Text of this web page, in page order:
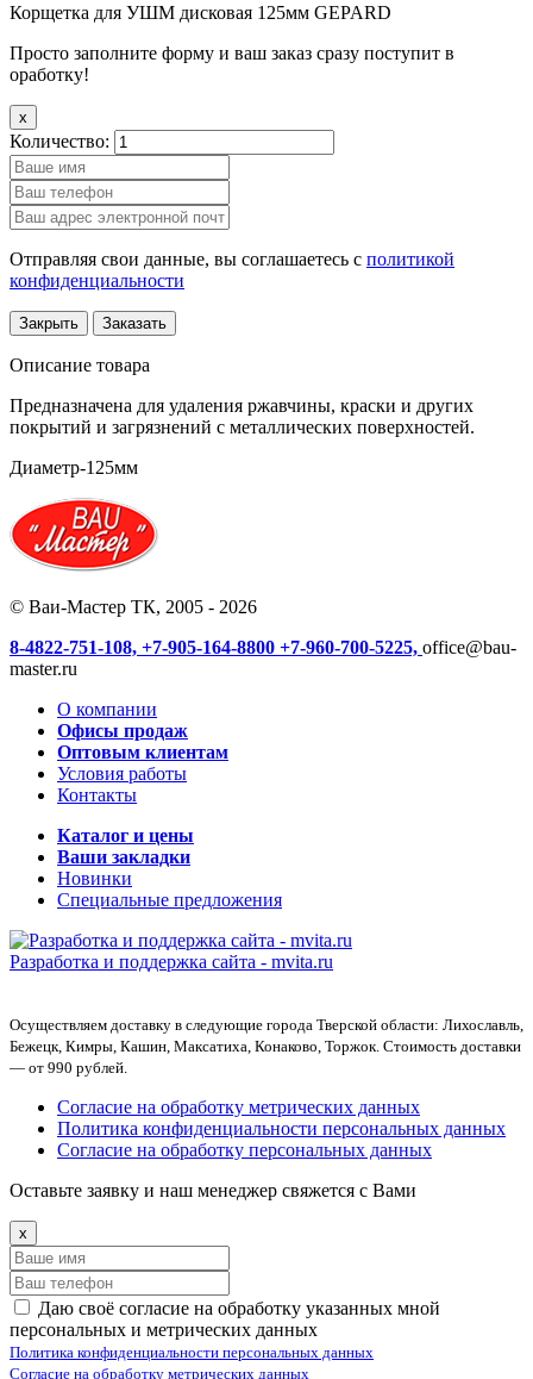
Корщетка для УШМ дисковая 125мм GEPARD
Просто заполните форму и ваш заказ сразу поступит в
оработку!
x
Количество:
Отправляя свои данные, вы соглашаетесь с политикой
конфиденциальности
Закрыть Заказать
Описание товара
Предназначена для удаления ржавчины, краски и других
покрытий и загрязнений с металлических поверхностей.
Диаметр-125мм
© Ваи-Мастер ТК, 2005 - 2026
8-4822-751-108, +7-905-164-8800 +7-960-700-5225, office@bau-
master.ru
О компании
Офисы продаж
Оптовым клиентам
Условия работы
Контакты
Каталог и цены
Ваши закладки
Новинки
Специальные предложения
Разработка и поддержка сайта - mvita.ru
Осуществляем доставку в следующие города Тверской области: Лихославль,
Бежецк, Кимры, Кашин, Максатиха, Конаково, Торжок. Стоимость доставки
— от 990 рублей.
Согласие на обработку метрических данных
Политика конфиденциальности персональных данных
Согласие на обработку персональных данных
Оставьте заявку и наш менеджер свяжется с Вами
x
Даю своё согласие на обработку указанных мной
персональных и метрических данных
Политика конфиденциальности персональных данных
Согласие на обработку метрических данных